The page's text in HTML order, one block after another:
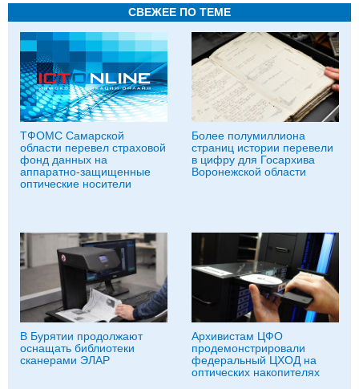
СВЕЖЕЕ ПО ТЕМЕ
ТФОМС Самарской
области перевел страховой
фонд данных на
аппаратно-защищенные
оптические носители
Более полумиллиона
страниц истории перевели
в цифру для Госархива
Воронежской области
В Бурятии продолжают
оснащать библиотеки
сканерами ЭЛАР
Архивистам ЦФО
продемонстрировали
федеральный ЦХОД на
оптических накопителях